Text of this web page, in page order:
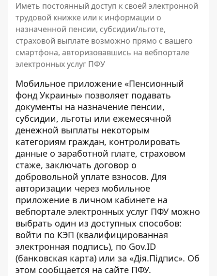
Иметь постоянный доступ к своей электронной
трудовой книжке или к информации о
назначенной пенсии, субсидии/льготе,
страховой выплате возможно прямо с вашего
смартфона, авторизовавшись на вебпортале
электронных услуг ПФУ
Мобильное приложение «Пенсионный
фонд Украины» позволяет подавать
документы на назначение пенсии,
субсидии, льготы или ежемесячной
денежной выплаты некоторым
категориям граждан, контролировать
данные о заработной плате, страховом
стаже, заключать договор о
добровольной уплате взносов. Для
авторизации через мобильное
приложение в личном кабинете на
вебпортале электронных услуг ПФУ можно
выбрать один из доступных способов:
войти по КЭП (квалифицированная
электронная подпись), по Gov.ID
(банковская карта) или за «Дія.Підпис». Об
этом сообщается на сайте ПФУ.